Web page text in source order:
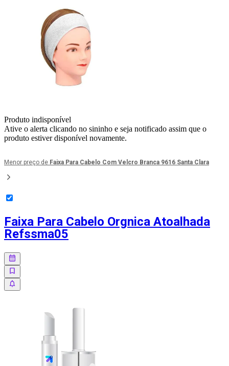
Produto indisponível
Ative o alerta clicando no sininho e seja notificado assim que o
produto estiver disponível novamente.
Menor preço de Faixa Para Cabelo Com Velcro Branca 9616 Santa Clara
Faixa Para Cabelo Orgnica Atoalhada
Refssma05